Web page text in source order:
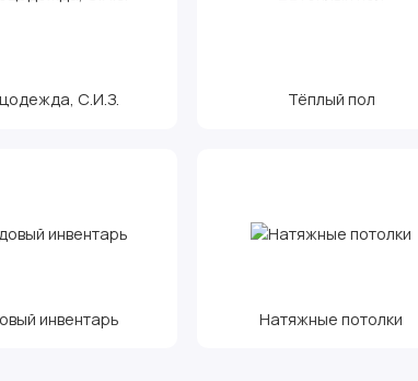
С.И.З. Тёплый пол
инвентарь Натяжные потолки